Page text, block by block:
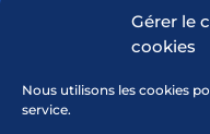
Gérer le
cookies
Nous utilisons les cookies
service.
SUIVEZ-